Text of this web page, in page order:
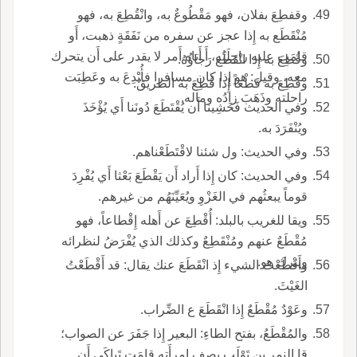
وقفطِعَ بفلان، فهو مَقْطُوعٌ به، وانْقُطِعَ به، فهو
مُنْقَطَع به إِذا عجز عن سفره من نَفَقَةٍ ذهبت، أَو
قامَت عليه راحِلَتُه، أَ أَتاه أَمر لا يقدر على أَن يتحرك
معه، وقيل: هو إِذا كان مسافرا فأُبْدِعَ به وعَطِبَت
راحلته وذَهَبَ زادُه وماله.
وقُطِعَ به إِذا انْقَطَع رَجاؤُهُ.
وقُطِعَ به قَطْعاً إِذا قُطِعَ به الطريقُ.
وفي الحديث فَخَشِينا أَن يُقْتَطَعَ دُونَنا أَي يُؤْخَذَ
ويُنْفَرَدَ به.
وفي الحديث: ول شئنا لاقْتَطَعْناهم.
وفي الحديث: كان إِذا أَراد أَن يَقْطَعَ بَعْثا أَي يُفْرِدَ
قوماً يبعثُهم في الغَزْوِ ويُعَيِّنَهُم من غيرهم.
ويقا للغريب بالبلد: أُقْطِعَ عن أَهله إِقْطاعاً، فهو
مُقْطَعٌ عنهم ومُنْقَطِعٌ وكذلك الذي يُفْرَضُ لنظرائه
ويترك هو.
وأَقْطَعْتُ الشيء إِذ انْقَطَعَ عنك يقال: قد أَقْطَعْتُ
الغَيْثَ.
وعَوْدٌ مُقْطَعٌ إِذا انْقَطَعَ ع الضِّراب.
والمُقْطَعُ، بفتح الطاءِ: البعير إِذا جَفَرَ عن الصواب؛
قا النمر بن تَوْلَبٍ يصف امرأَته قامَت تَباكَى أَن